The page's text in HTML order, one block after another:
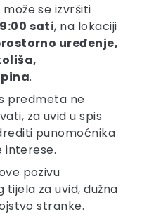
se izvršiti
sati, na lokaciji
uređenje,
.
predmeta ne
za uvid u spis
punomoćnika
interese.
pozivu
za uvid, dužna
stranke.